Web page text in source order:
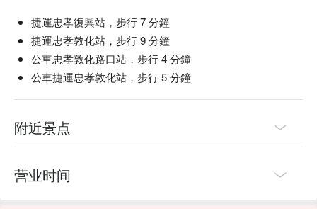
捷運忠孝復興站，步行 7 分鐘
捷運忠孝敦化站，步行 9 分鐘
公車忠孝敦化路口站，步行 4 分鐘
公車捷運忠孝敦化站，步行 5 分鐘
附近景点
营业时间